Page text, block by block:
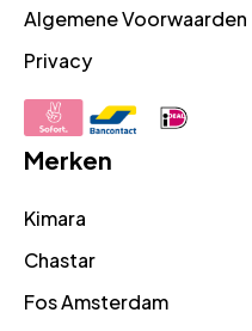
Algemene Voorwaarden
Privacy
Merken
Kimara
Chastar
Fos Amsterdam